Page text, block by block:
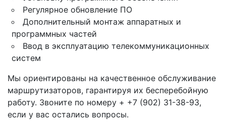
Регулярное обновление ПО
Дополнительный монтаж аппаратных и
программных частей
Ввод в эксплуатацию телекоммуникационных
систем
Мы ориентированы на качественное обслуживание
маршрутизаторов, гарантируя их бесперебойную
работу. Звоните по номеру + +7 (902) 31-38-93,
если у вас остались вопросы.